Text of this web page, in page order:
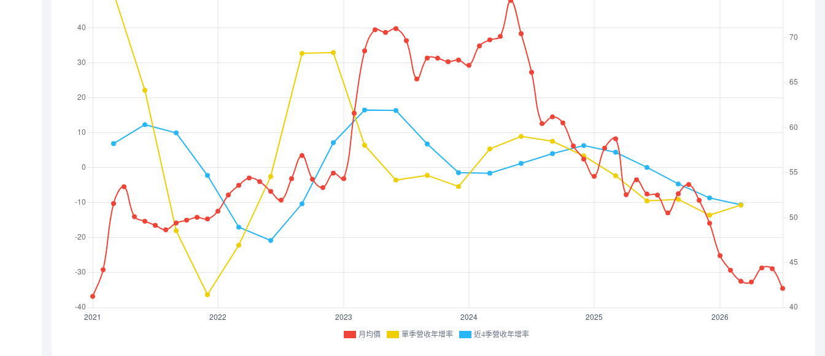
月均價 單季營收年增率 近4季營收年增率